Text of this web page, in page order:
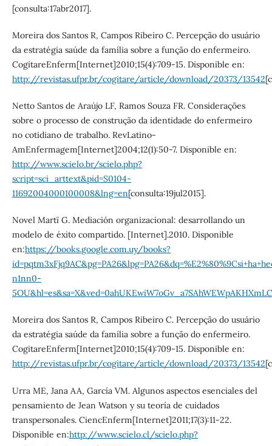
[consulta:17abr2017].
Moreira dos Santos R, Campos Ribeiro C. Percepção do usuário
da estratégia saúde da família sobre a função do enfermeiro.
CogitareEnferm[Internet]2010;15(4):709-15. Disponible en:
http://revistas.ufpr.br/cogitare/article/download/20373/13542
Netto Santos de Araújo LF, Ramos Souza FR. Considerações
sobre o processo de construção da identidade do enfermeiro
no cotidiano de trabalho. RevLatino-
AmEnfermagem[Internet]2004;12(1):50-7. Disponible en:
http://www.scielo.br/scielo.php?
script=sci_arttext&pid=S0104-
11692004000100008&lng=en[consulta:19jul2015].
Novel Martï G. Mediación organizacional: desarrollando un
modelo de éxito compartido. [Internet].2010. Disponible
en:https://books.google.com.uy/books?
n1nn0-
Moreira dos Santos R, Campos Ribeiro C. Percepção do usuário
da estratégia saúde da família sobre a função do enfermeiro.
CogitareEnferm[Internet]2010;15(4):709-15. Disponible en:
http://revistas.ufpr.br/cogitare/article/download/20373/13542
Urra ME, Jana AA, García VM. Algunos aspectos esenciales del
pensamiento de Jean Watson y su teoría de cuidados
transpersonales. CiencEnferm[Internet]2011;17(3):11-22.
Disponible en:http://www.scielo.cl/scielo.php?